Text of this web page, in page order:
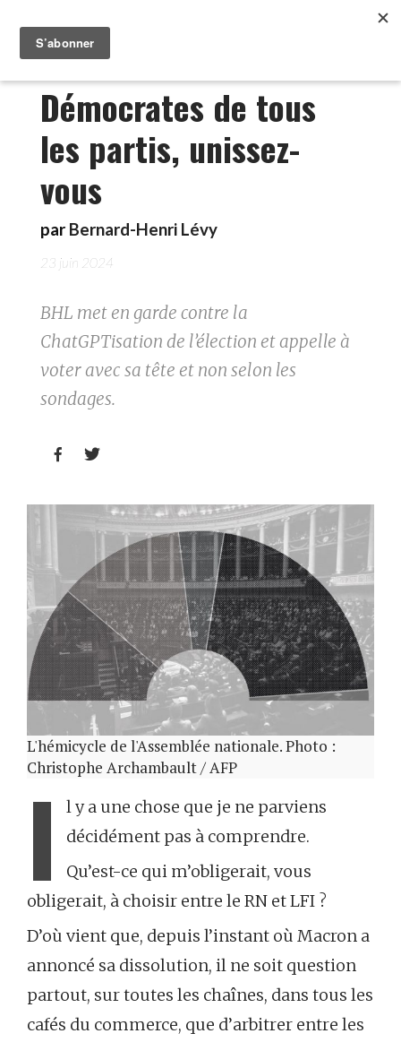
Démocrates de tous
les partis, unissez-
vous
par Bernard-Henri Lévy
23 juin 2024
BHL met en garde contre la
ChatGPTisation de l’élection et appelle à
voter avec sa tête et non selon les
sondages.
 
L'hémicycle de l'Assemblée nationale. Photo :
Christophe Archambault / AFP
I
l y a une chose que je ne parviens
décidément pas à comprendre.
Qu’est-ce qui m’obligerait, vous
obligerait, à choisir entre le RN et LFI ?
D’où vient que, depuis l’instant où Macron a
annoncé sa dissolution, il ne soit question
partout, sur toutes les chaînes, dans tous les
cafés du commerce, que d’arbitrer entre les